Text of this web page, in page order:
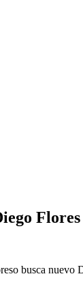
Flores
busca nuevo